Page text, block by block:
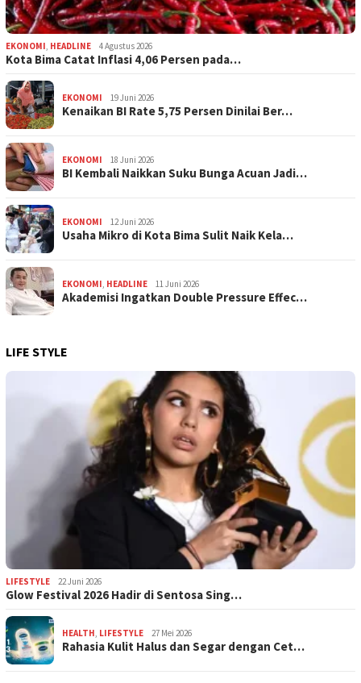
EKONOMI, HEADLINE 4 Agustus 2026
Kota Bima Catat Inflasi 4,06 Persen pada…
EKONOMI 19 Juni 2026
Kenaikan BI Rate 5,75 Persen Dinilai Ber…
EKONOMI 18 Juni 2026
BI Kembali Naikkan Suku Bunga Acuan Jadi…
EKONOMI 12 Juni 2026
Usaha Mikro di Kota Bima Sulit Naik Kela…
EKONOMI, HEADLINE 11 Juni 2026
Akademisi Ingatkan Double Pressure Effec…
LIFE STYLE
LIFESTYLE 22 Juni 2026
Glow Festival 2026 Hadir di Sentosa Sing…
HEALTH, LIFESTYLE 27 Mei 2026
Rahasia Kulit Halus dan Segar dengan Cet…